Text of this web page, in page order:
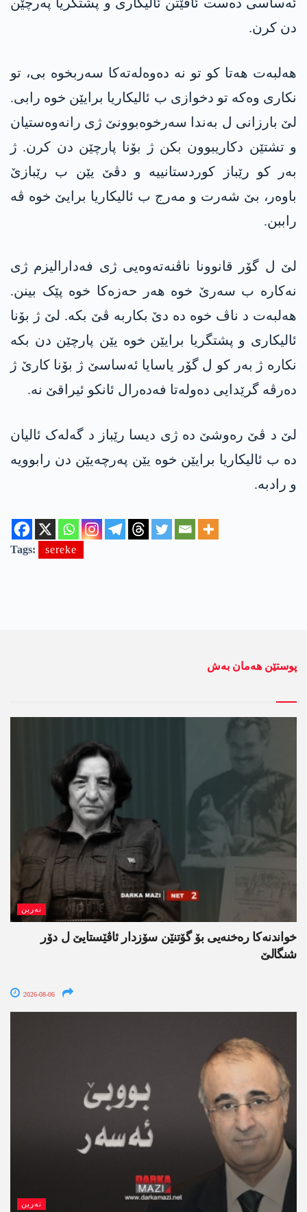
ئەساسی دەست ئاڤێتن ئالیکاری و پشتگریا پەرچێن
دن کرن.
ھەلبەت ھەتا کو تو نە دەوەلەتەکا سەربخوە بی، تو
نکاری وەکە تو دخوازی ب ئالیکاریا برایێن خوە رابی.
لێ بارزانی ل بەندا سەرخوەبوونێ ژی رانەوەستیان
و تشتێن دکاریبوون بکن ژ بۆنا پارچێن دن کرن. ژ
بەر کو رێباز کوردستانییە و دڤێ یێن ب رێبازێ
باوەر، بێ شەرت و مەرج ب ئالیکاریا برایێ خوە ڤە
راببن.
لێ ل گۆر قانوونا ناڤنەتەوەیی ژی فەدارالیزم ژی
نەکارە ب سەرێ خوە ھەر حەزەکا خوە پێک بینن.
ھەلبەت د ناڤ خوە دە دێ بکاربە ڤێ بکە. لێ ژ بۆنا
ئالیکاری و پشتگریا برایێن خوە یێن پارچێن دن بکە
نکارە ژ بەر کو ل گۆر یاسایا ئەساسێ ژ بۆنا کارێ ژ
دەرڤە گرێدایی دەولەتا فەدەرال ئانکو ئیراقێ نە.
لێ د ڤێ رەوشێ دە ژی دیسا رێباز د گەلەک ئالیان
دە ب ئالیکاریا برایێن خوە یێن پەرچەیێن دن رابوویە
و رادبە.
Tags: sereke
پوستێن ھەمان بەش
نەرین
خواندنه‌كا رەخنەیی بۆ گۆتنێن سۆزدار ئاڤێستایێ ل دۆر
شنگالێ
2026-08-06
نەرین